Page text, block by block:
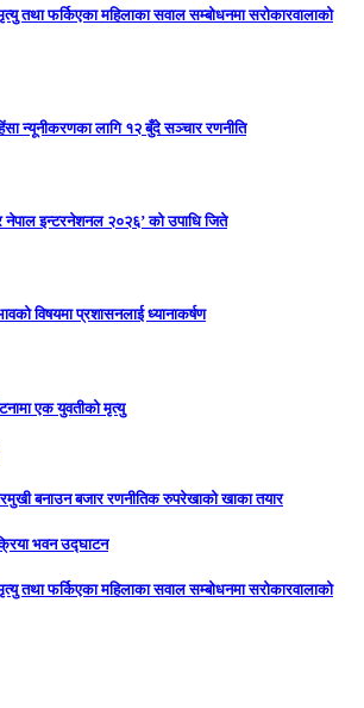
तथा फर्किएका महिलाका सवाल सम्बोधनमा सरोकारवालाको
न्यूनीकरणका लागि १२ बुँदे सञ्चार रणनीति
नेपाल इन्टरनेशनल २०२६’ को उपाधि जिते
विषयमा प्रशासनलाई ध्यानाकर्षण
एक युवतीको मृत्यु
बनाउन बजार रणनीतिक रुपरेखाको खाका तयार
भवन उद्घाटन
तथा फर्किएका महिलाका सवाल सम्बोधनमा सरोकारवालाको